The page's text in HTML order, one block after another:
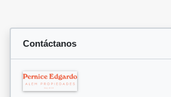
Contáctanos